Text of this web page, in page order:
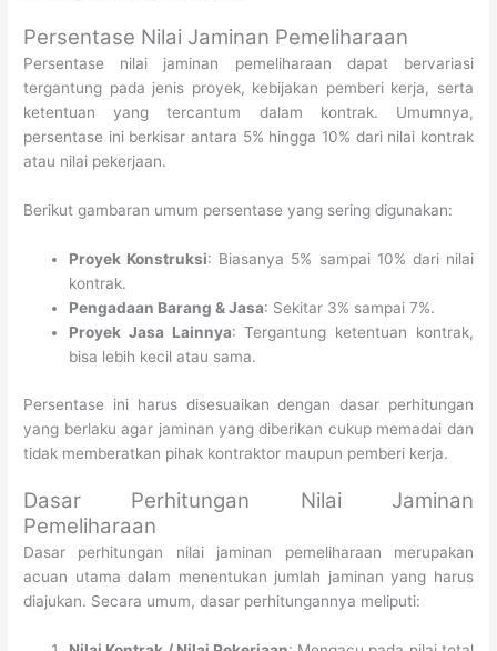
Persentase Nilai Jaminan Pemeliharaan
Persentase nilai jaminan pemeliharaan dapat bervariasi
tergantung pada jenis proyek, kebijakan pemberi kerja, serta
ketentuan yang tercantum dalam kontrak. Umumnya,
persentase ini berkisar antara 5% hingga 10% dari nilai kontrak
atau nilai pekerjaan.
Berikut gambaran umum persentase yang sering digunakan:
Proyek Konstruksi: Biasanya 5% sampai 10% dari nilai
kontrak.
Pengadaan Barang & Jasa: Sekitar 3% sampai 7%.
Proyek Jasa Lainnya: Tergantung ketentuan kontrak,
bisa lebih kecil atau sama.
Persentase ini harus disesuaikan dengan dasar perhitungan
yang berlaku agar jaminan yang diberikan cukup memadai dan
tidak memberatkan pihak kontraktor maupun pemberi kerja.
Dasar Perhitungan Nilai Jaminan
Pemeliharaan
Dasar perhitungan nilai jaminan pemeliharaan merupakan
acuan utama dalam menentukan jumlah jaminan yang harus
diajukan. Secara umum, dasar perhitungannya meliputi: